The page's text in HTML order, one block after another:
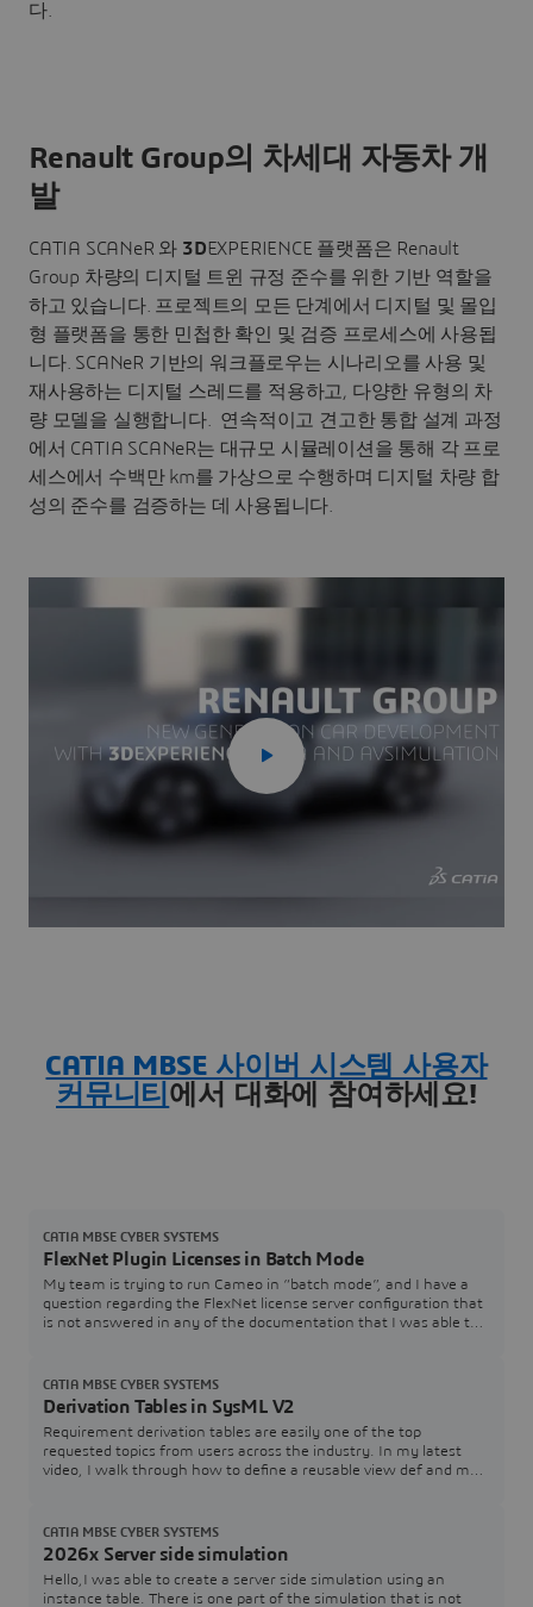
다.
Renault Group의 차세대 자동차 개
발
CATIA SCANeR 와 3DEXPERIENCE 플랫폼은 Renault
Group 차량의 디지털 트윈 규정 준수를 위한 기반 역할을
하고 있습니다. 프로젝트의 모든 단계에서 디지털 및 몰입
형 플랫폼을 통한 민첩한 확인 및 검증 프로세스에 사용됩
니다. SCANeR 기반의 워크플로우는 시나리오를 사용 및
재사용하는 디지털 스레드를 적용하고, 다양한 유형의 차
량 모델을 실행합니다. 연속적이고 견고한 통합 설계 과정
에서 CATIA SCANeR는 대규모 시뮬레이션을 통해 각 프로
세스에서 수백만 km를 가상으로 수행하며 디지털 차량 합
성의 준수를 검증하는 데 사용됩니다.
CATIA MBSE 사이버 시스템 사용자
커뮤니티 에서 대화에 참여하세요!
FlexNet Plugin Licenses in Batch Mode
My team is trying to run Cameo in “batch mode”, and I have a
question regarding the FlexNet license server configuration that
is not answered in any of the documentation that I was able to
FL_SERVER_PORT), and I also see that I can specify a tool
edition (FL_EDITION). However, in th
CATIA MBSE CYBER SYSTEMS
Derivation Tables in SysML V2
Requirement derivation tables are easily one of the top
requested topics from users across the industry. In my latest
video, I walk through how to define a reusable view def and map
the SysML v2 code used in the video below to test and adapt for
your own models:How are you
CATIA MBSE CYBER SYSTEMS
2026x Server side simulation
Hello,I was able to create a server side simulation using an
instance table. There is one part of the simulation that is not
CATIA MBSE CYBER SYSTEMS